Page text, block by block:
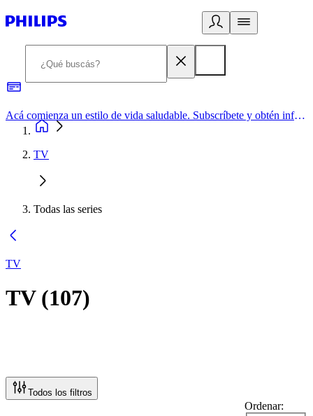
Acá comienza un estilo de vida saludable. Subscríbete y obtén información de primera mano
TV
Todas las series
TV
TV(107)
Todos los filtros
Ordenar: